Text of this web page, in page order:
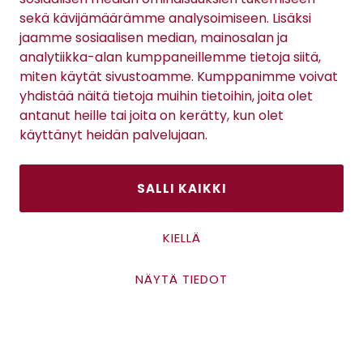
sekä kävijämäärämme analysoimiseen. Lisäksi
jaamme sosiaalisen median, mainosalan ja
analytiikka-alan kumppaneillemme tietoja siitä,
miten käytät sivustoamme. Kumppanimme voivat
yhdistää näitä tietoja muihin tietoihin, joita olet
antanut heille tai joita on kerätty, kun olet
käyttänyt heidän palvelujaan.
SALLI KAIKKI
KIELLÄ
NÄYTÄ TIEDOT
TILAA RATSULAN UUTISKIRJE
Tilaamalla uutiskirjeen hyväksytRatsulan tietosuojaselosteen.
Asiakaspalvelu
Lahjakortti